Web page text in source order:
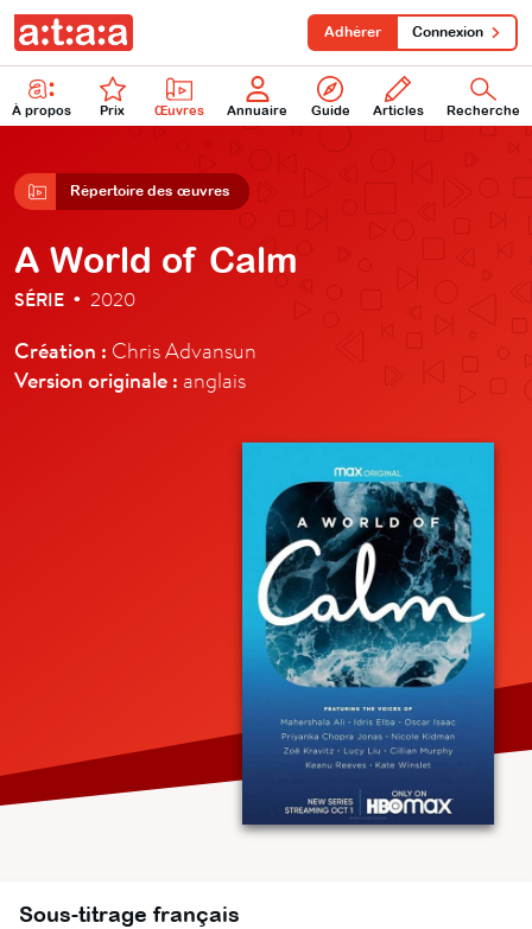
À propos Prix Œuvres Annuaire Guide Articles Recherche
Adhérer Connexion
Répertoire des œuvres
A World of Calm
SÉRIE • 2020
Création : Chris Advansun
Version originale : anglais
Sous-titrage français